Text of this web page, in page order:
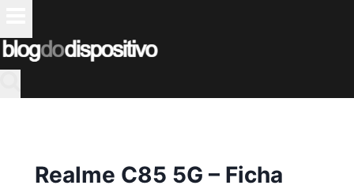
o
Realme C85 5G – Ficha